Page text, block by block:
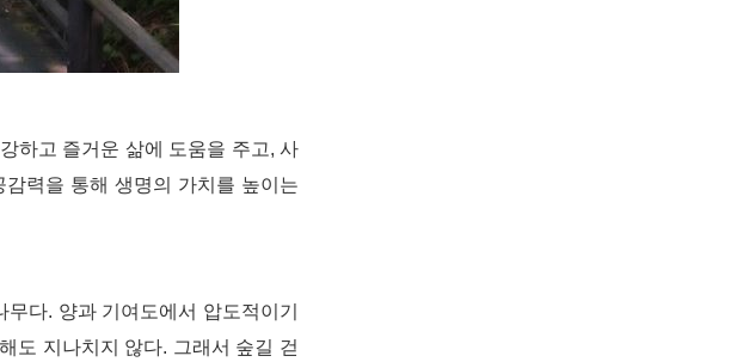
하고 즐거운 삶에 도움을 주고, 사
력을 통해 생명의 가치를 높이는
다. 양과 기여도에서 압도적이기
도 지나치지 않다. 그래서 숲길 걷